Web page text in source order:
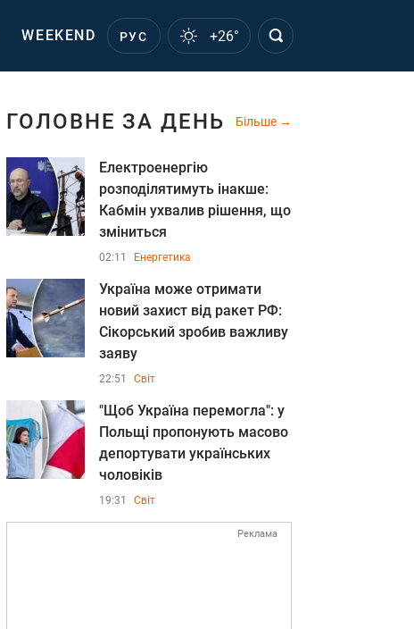
WEEKEND РУС +26°
ГОЛОВНЕ ЗА ДЕНЬ Більше
Електроенергію
розподілятимуть інакше:
Кабмін ухвалив рішення, що
зміниться
02:11 Енергетика
Україна може отримати
новий захист від ракет РФ:
Сікорський зробив важливу
заяву
22:51 Світ
"Щоб Україна перемогла": у
Польщі пропонують масово
депортувати українських
чоловіків
19:31 Світ
Реклама